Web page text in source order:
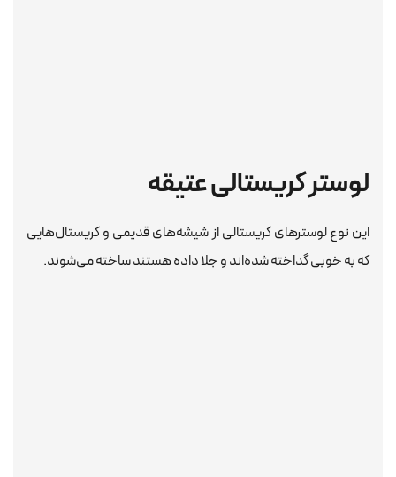
لوستر کریستالی عتیقه
این نوع لوسترهای کریستالی از شیشه‌های قدیمی و کریستال‌هایی
که به خوبی گداخته شده‌اند و جلا داده هستند ساخته می‌شوند.